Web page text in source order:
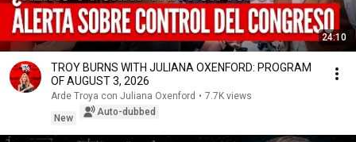
24:10
TROY BURNS WITH JULIANA OXENFORD: PROGRAM
OF AUGUST 3, 2026
Arde Troya con Juliana Oxenford • 7.7K views
New
Auto-dubbed